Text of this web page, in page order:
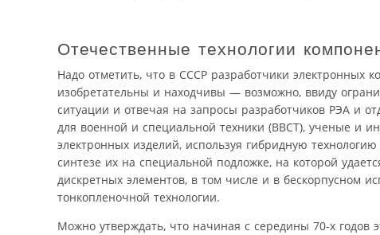
Отечественные технологии
Надо отметить, что в СССР разработчики электронных
изобретательны и находчивы — возможно, ввиду
ситуации и отвечая на запросы разработчиков РЭА и
для военной и специальной техники (ВВСТ), ученые и
электронных изделий, используя гибридную
синтезе их на специальной подложке, на которой
дискретных элементов, в том числе и в бескорпусном
тонкопленочной технологии.
Можно утверждать, что начиная с середины 70-х годов